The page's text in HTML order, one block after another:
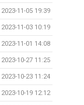
2023-11-05 19:39
2023-11-03 10:19
2023-11-01 14:08
2023-10-27 11:25
2023-10-23 11:24
2023-10-19 12:12